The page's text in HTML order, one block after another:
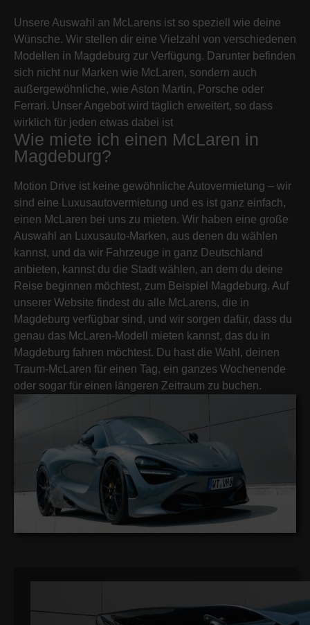
Unsere Auswahl an McLarens ist so speziell wie deine
Wünsche. Wir stellen dir eine Vielzahl von verschiedenen
Modellen in Magdeburg zur Verfügung. Darunter befinden
sich nicht nur Marken wie McLaren, sondern auch
außergewöhnliche, wie Aston Martin, Porsche oder
Ferrari. Unser Angebot wird täglich erweitert, so dass
wirklich für jeden etwas dabei ist
Wie miete ich einen McLaren in
Magdeburg?
Motion Drive ist keine gewöhnliche Autovermietung – wir
sind eine Luxusautovermietung und es ist ganz einfach,
einen McLaren bei uns zu mieten. Wir haben eine große
Auswahl an Luxusauto-Marken, aus denen du wählen
kannst, und da wir Fahrzeuge in ganz Deutschland
anbieten, kannst du die Stadt wählen, an dem du deine
Reise beginnen möchtest, zum Beispiel Magdeburg. Auf
unserer Website findest du alle McLarens, die in
Magdeburg verfügbar sind, und wir sorgen dafür, dass du
genau das McLaren-Modell mieten kannst, das du in
Magdeburg fahren möchtest. Du hast die Wahl, deinen
Traum-McLaren für einen Tag, ein ganzes Wochenende
oder sogar für einen längeren Zeitraum zu buchen.